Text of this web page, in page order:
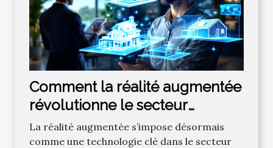
Comment la réalité augmentée
révolutionne le secteur
immobilier ?
La réalité augmentée s’impose désormais
comme une technologie clé dans le secteur